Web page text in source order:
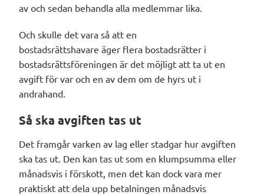
av och sedan behandla alla medlemmar lika.
Och skulle det vara så att en
bostadsrättshavareäger flera bostadsrätter i
bostadsrättsföreningenär det möjligt att ta ut en
avgift för var och en av dem om de hyrs ut i
andrahand.
Så ska avgiften tas ut
Det framgårvarken av lag eller stadgar hur avgiften
ska tas ut. Den kan tas ut som en klumpsumma eller
månadsvis i förskott, men det kan dock vara mer
praktiskt att dela upp betalningen månadsvis